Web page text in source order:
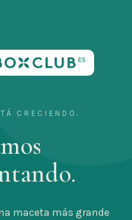
CRECIENDO.
maceta más grande